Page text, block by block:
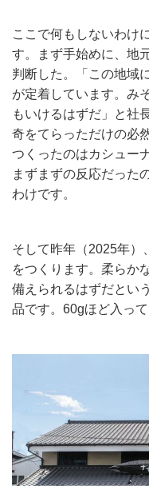
ここで何もしないわけ
す。まず手始めに、地
判断した。「この地域
が定着しています。み
もいけるはずだ」と社
奇をてらっただけの必
つくったのはカシュー
まずまずの反応だった
わけです。
そして昨年（2025年）
をつくります。柔らか
備えられるはずだとい
品です。60gほど入っ